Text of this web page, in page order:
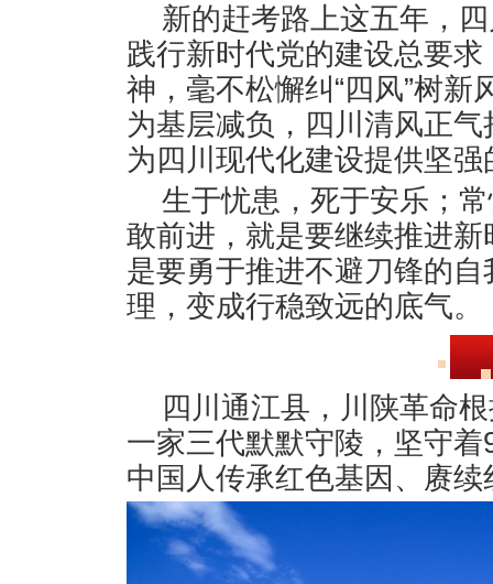
新的赶考路上这五年，四
践行新时代党的建设总要
神，毫不松懈纠“四风”树
为基层减负，四川清风正
为四川现代化建设提供坚
生于忧患，死于安乐；
敢前进，就是要继续推进
是要勇于推进不避刀锋的自
理，变成行稳致远的底气。
四川通江县，川陕革命
一家三代默默守陵，坚守
中国人传承红色基因、赓